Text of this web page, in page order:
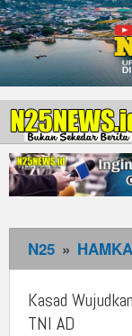
N25 »
Kasad
TNI AD